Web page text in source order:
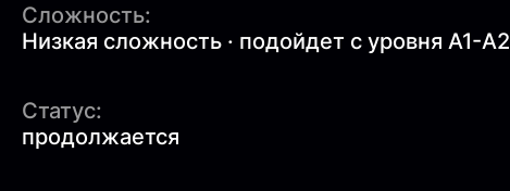
Сложность:
Низкая сложность · подойдет с уровня A1-A2
Статус:
продолжается